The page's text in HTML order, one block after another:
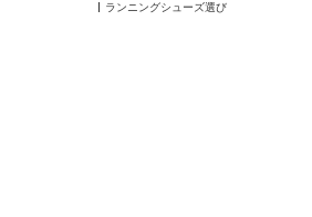
ランニングシューズ選び